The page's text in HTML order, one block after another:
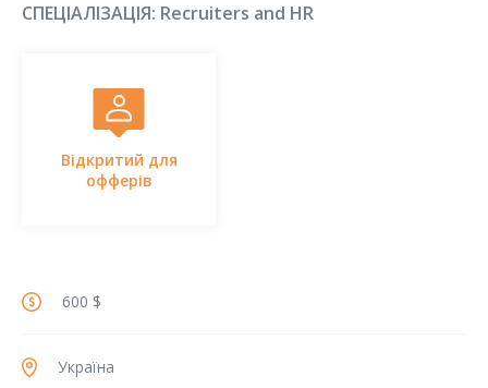
СПЕЦІАЛІЗАЦІЯ: Recruiters and HR
Відкритий для
офферів
600 $
Україна